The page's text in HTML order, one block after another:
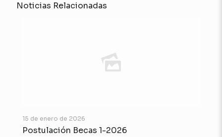
Noticias Relacionadas
15 de enero de 2026
Postulación Becas 1-2026